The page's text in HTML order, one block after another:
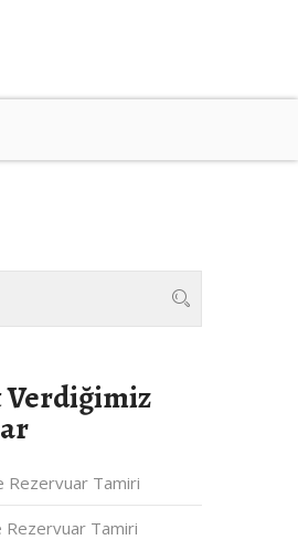
Rezervuar Tamiri
Rezervuar Tamiri